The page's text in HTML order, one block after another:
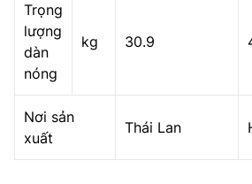
Trọng
lượng
dàn
nóng
kg 30.9
Nơi sản
xuất
Thái Lan